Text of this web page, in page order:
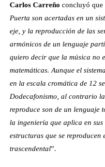
Carlos Carreño concluyó que
Puerta son acertadas en un
eje, y la reproducción de las
armónicos de un lenguaje
quiero decir que la música no
matemáticas. Aunque el
en la escala cromática de 12
Dodecafonismo, al contrario
reproduce son de un lenguaje
la ingeniería que aplica en
estructuras que se reproducen
trascendental”.